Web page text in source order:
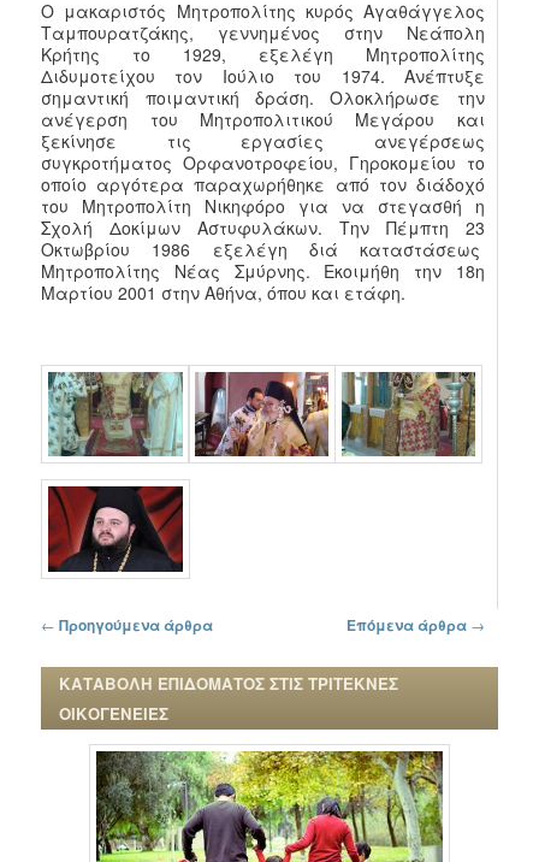
Ο μακαριστός Μητροπολίτης κυρός Αγαθάγγελος
Ταμπουρατζάκης, γεννημένος στην Νεάπολη
Κρήτης το 1929, εξελέγη Μητροπολίτης
Διδυμοτείχου τον Ιούλιο του 1974. Ανέπτυξε
σημαντική ποιμαντική δράση. Ολοκλήρωσε την
ανέγερση του Μητροπολιτικού Μεγάρου και
ξεκίνησε τις εργασίες ανεγέρσεως
συγκροτήματος Ορφανοτροφείου, Γηροκομείου το
οποίο αργότερα παραχωρήθηκε από τον διάδοχό
του Μητροπολίτη Νικηφόρο για να στεγασθή η
Σχολή Δοκίμων Αστυφυλάκων. Την Πέμπτη 23
Οκτωβρίου 1986 εξελέγη διά καταστάσεως
Μητροπολίτης Νέας Σμύρνης. Εκοιμήθη την 18η
Μαρτίου 2001 στην Αθήνα, όπου και ετάφη.
Πλοήγηση στα άρθρα
← Προηγούμενα άρθρα Επόμενα άρθρα →
ΚΑΤΑΒΟΛΗ ΕΠΙΔΟΜΑΤΟΣ ΣΤΙΣ ΤΡΙΤΕΚΝΕΣ
ΟΙΚΟΓΕΝΕΙΕΣ